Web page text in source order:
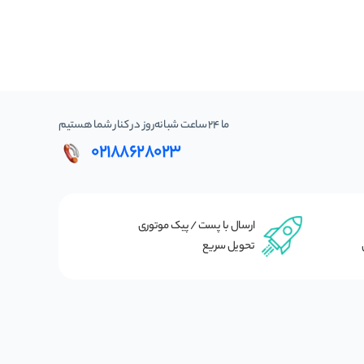
ما 24 ساعت شبانه‌روز در کنار شما هستیم
02188628023
ارسال با پست / پیک موتوری
تحویل سریع